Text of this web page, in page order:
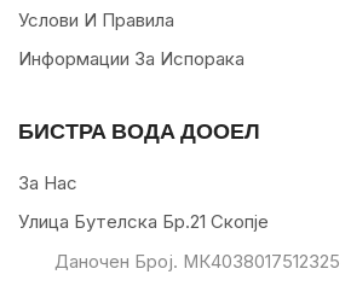
Услови И Правила
Информации За Испорака
БИСТРА ВОДА ДООЕЛ
За Нас
Улица Бутелска Бр.21 Скопје
Даночен Број. МК4038017512325